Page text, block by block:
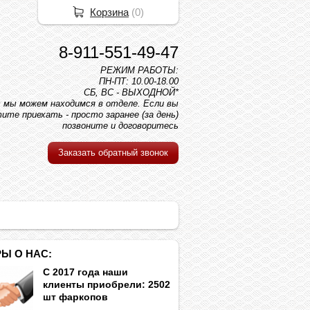
8-911-551-49-47
РЕЖИМ РАБОТЫ:
ПН-ПТ: 10.00-18.00
СБ, ВС - ВЫХОДНОЙ*
мы можем находимся в отделе. Если вы
приехать - просто заранее (за день)
позвоните и договоритесь
Заказать обратный звонок
О НАС:
С 2017 года наши
клиенты приобрели: 2502
шт фаркопов
Корзина (0)